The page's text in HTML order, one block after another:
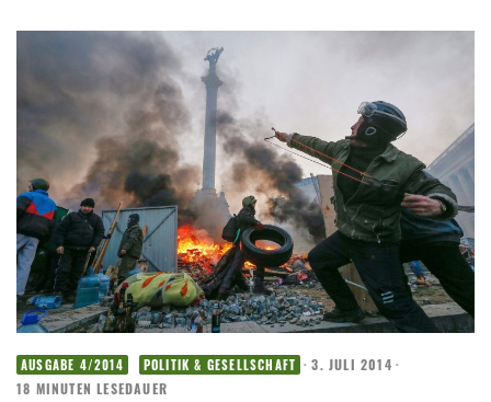
AUSGABE 4/2014 POLITIK & GESELLSCHAFT · 3. JULI 2014 ·
18 MINUTEN LESEDAUER